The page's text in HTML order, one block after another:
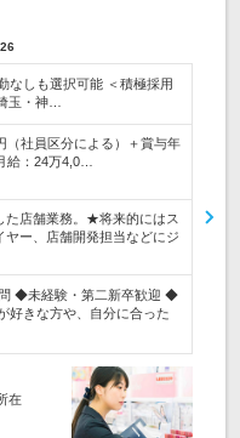
しも選択可能 ＜積極採用
玉・神…
（社員区分による）＋賞与年
給：24万4,0…
た店舗業務。★将来的にはス
ー、店舗開発担当などにジ
◆未経験・第二新卒歓迎 ◆
好きな方や、自分に合った
在